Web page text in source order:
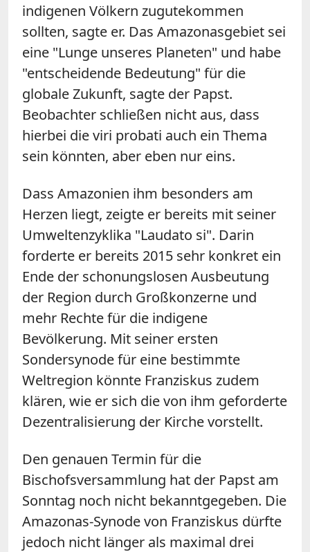
indigenen Völkern zugutekommen
sollten, sagte er. Das Amazonasgebiet sei
eine "Lunge unseres Planeten" und habe
"entscheidende Bedeutung" für die
globale Zukunft, sagte der Papst.
Beobachter schließen nicht aus, dass
hierbei die viri probati auch ein Thema
sein könnten, aber eben nur eins.
Dass Amazonien ihm besonders am
Herzen liegt, zeigte er bereits mit seiner
Umweltenzyklika "Laudato si". Darin
forderte er bereits 2015 sehr konkret ein
Ende der schonungslosen Ausbeutung
der Region durch Großkonzerne und
mehr Rechte für die indigene
Bevölkerung. Mit seiner ersten
Sondersynode für eine bestimmte
Weltregion könnte Franziskus zudem
klären, wie er sich die von ihm geforderte
Dezentralisierung der Kirche vorstellt.
Den genauen Termin für die
Bischofsversammlung hat der Papst am
Sonntag noch nicht bekanntgegeben. Die
Amazonas-Synode von Franziskus dürfte
jedoch nicht länger als maximal drei